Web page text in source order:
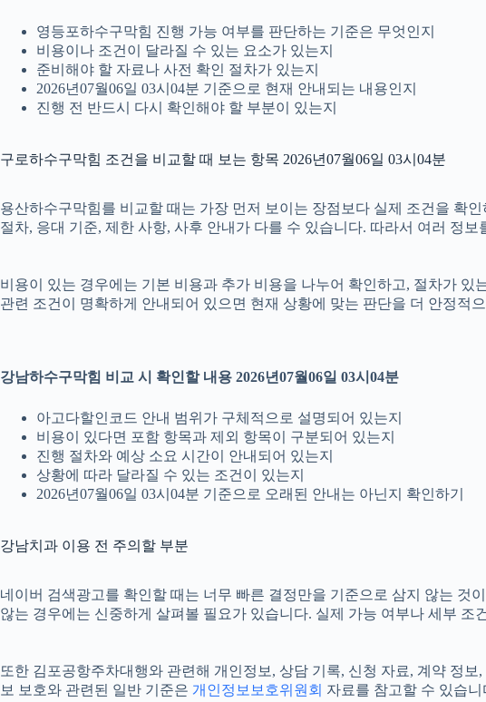
영등포하수구막힘 진행 가능 여부를 판단하는 기준은 무엇인지
비용이나 조건이 달라질 수 있는 요소가 있는지
준비해야 할 자료나 사전 확인 절차가 있는지
2026년07월06일 03시04분 기준으로 현재 안내되는 내용인지
진행 전 반드시 다시 확인해야 할 부분이 있는지
구로하수구막힘 조건을 비교할 때 보는 항목 2026년07월06일 03시04분
용산하수구막힘를 비교할 때는 가장 먼저 보이는 장점보다 실제 조건을 확
절차, 응대 기준, 제한 사항, 사후 안내가 다를 수 있습니다. 따라서 여러 정
비용이 있는 경우에는 기본 비용과 추가 비용을 나누어 확인하고, 절차가
관련 조건이 명확하게 안내되어 있으면 현재 상황에 맞는 판단을 더 안정적
강남하수구막힘 비교 시 확인할 내용 2026년07월06일 03시04분
아고다할인코드 안내 범위가 구체적으로 설명되어 있는지
비용이 있다면 포함 항목과 제외 항목이 구분되어 있는지
진행 절차와 예상 소요 시간이 안내되어 있는지
상황에 따라 달라질 수 있는 조건이 있는지
2026년07월06일 03시04분 기준으로 오래된 안내는 아닌지 확인하기
강남치과 이용 전 주의할 부분
네이버 검색광고를 확인할 때는 너무 빠른 결정만을 기준으로 삼지 않는 것
않는 경우에는 신중하게 살펴볼 필요가 있습니다. 실제 가능 여부나 세부
또한 김포공항주차대행와 관련해 개인정보, 상담 기록, 신청 자료, 계약 정
보 보호와 관련된 일반 기준은 개인정보보호위원회 자료를 참고할 수 있습